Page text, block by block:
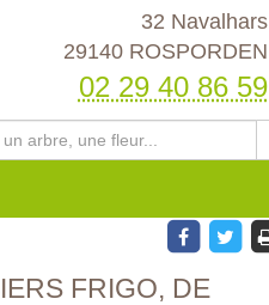
32 Navalhars
29140 ROSPORDEN
02 29 40 86 59
FRIGO, DE